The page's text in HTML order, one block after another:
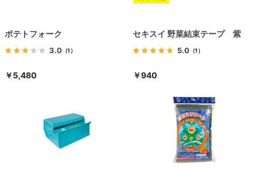
ポテトフォーク
3.0 （1）
￥5,480
セキスイ 野菜結束テープ 紫
5.0 （1）
￥940